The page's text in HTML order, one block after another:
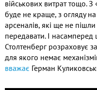
військових витрат тощо.
буде не краще, з огляду
арсеналів, які ще не
передавати. І насамперед
Столтенберг розраховує
для якого немає
вважає Герман